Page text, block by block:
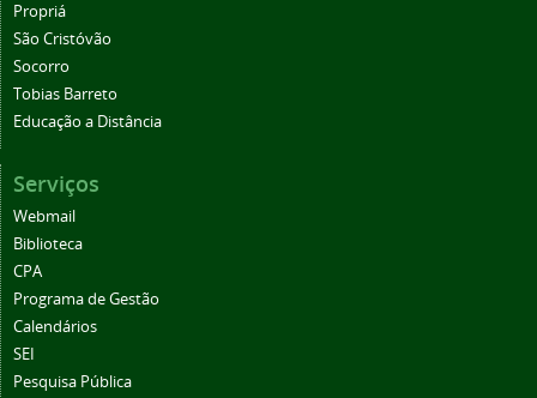
Propriá
São Cristóvão
Socorro
Tobias Barreto
Educação a Distância
Serviços
Webmail
Biblioteca
CPA
Programa de Gestão
Calendários
SEI
Pesquisa Pública